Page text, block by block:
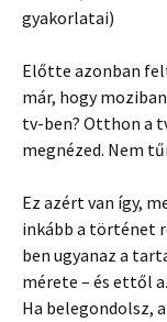
gyakorlatai)
Előtte azonban
már, hogy
tv-ben? Otthon a
megnézed. Nem
Ez azért van így,
inkább a történet
ben ugyanaz a
mérete – és ettől
Ha belegondolsz,